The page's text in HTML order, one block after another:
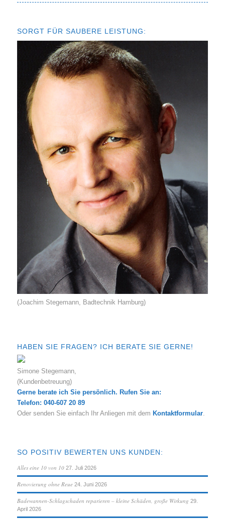
SORGT FÜR SAUBERE LEISTUNG:
(Joachim Stegemann, Badtechnik Hamburg)
HABEN SIE FRAGEN? ICH BERATE SIE GERNE!
Simone Stegemann,
(Kundenbetreuung)
Gerne berate ich Sie persönlich. Rufen Sie an:
Telefon: 040-607 20 89
Oder senden Sie einfach Ihr Anliegen mit dem Kontaktformular.
SO POSITIV BEWERTEN UNS KUNDEN:
Alles eine 10 von 10 27. Juli 2026
Renovierung ohne Reue 24. Juni 2026
Badewannen-Schlagschaden reparieren – kleine Schäden, große Wirkung 29.
April 2026